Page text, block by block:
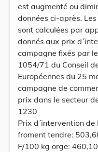
est augmenté ou
données ci-après.
sont calculées par
donnés aux prix
campagne fixés par
1054/71 du Conseil
Européennes du 25
campagne de
prix dans le secteur
1230
Prix d´intervention
froment tendre:
F/100 kg orge: